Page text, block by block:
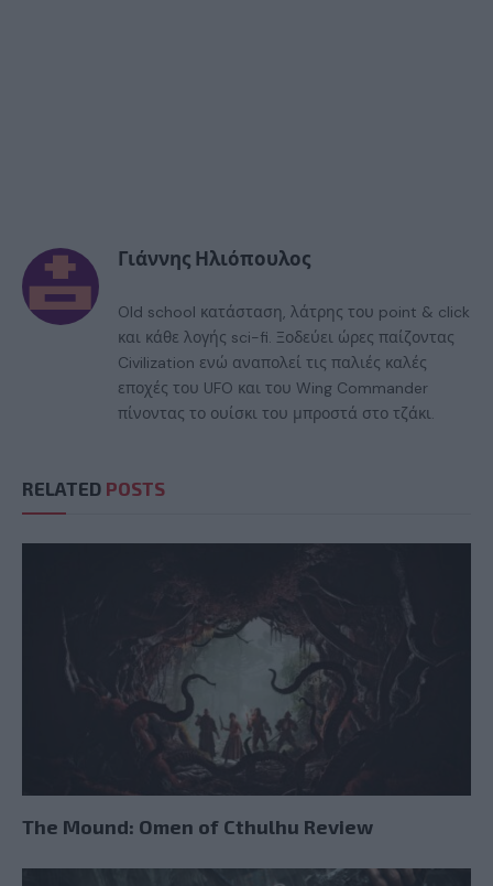
Γιάννης Ηλιόπουλος
Old school κατάσταση, λάτρης του point & click
και κάθε λογής sci-fi. Ξοδεύει ώρες παίζοντας
Civilization ενώ αναπολεί τις παλιές καλές
εποχές του UFO και του Wing Commander
πίνοντας το ουίσκι του μπροστά στο τζάκι.
RELATED POSTS
The Mound: Omen of Cthulhu Review